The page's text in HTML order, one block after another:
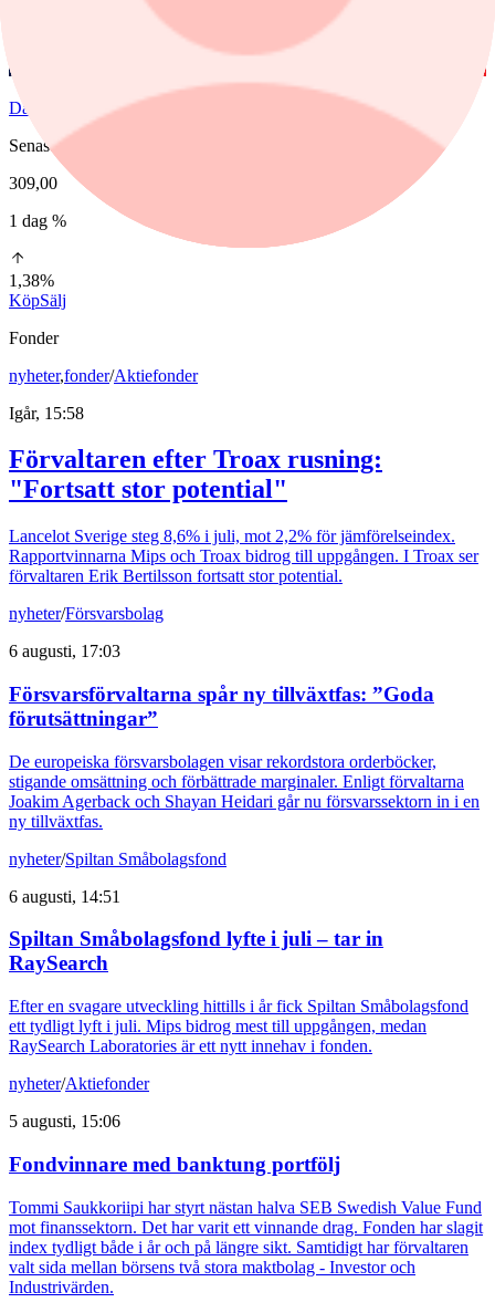
Dassault Aviation
Senast
309,00
1 dag %
1,38%
KöpSälj
Fonder
nyheter,fonder/Aktiefonder
Igår, 15:58
Förvaltaren efter Troax rusning:
"Fortsatt stor potential"
Lancelot Sverige steg 8,6% i juli, mot 2,2% för jämförelseindex.
Rapportvinnarna Mips och Troax bidrog till uppgången. I Troax ser
förvaltaren Erik Bertilsson fortsatt stor potential.
nyheter/Försvarsbolag
6 augusti, 17:03
Försvarsförvaltarna spår ny tillväxtfas: ”Goda
förutsättningar”
De europeiska försvarsbolagen visar rekordstora orderböcker,
stigande omsättning och förbättrade marginaler. Enligt förvaltarna
Joakim Agerback och Shayan Heidari går nu försvarssektorn in i en
ny tillväxtfas.
nyheter/Spiltan Småbolagsfond
6 augusti, 14:51
Spiltan Småbolagsfond lyfte i juli – tar in
RaySearch
Efter en svagare utveckling hittills i år fick Spiltan Småbolagsfond
ett tydligt lyft i juli. Mips bidrog mest till uppgången, medan
RaySearch Laboratories är ett nytt innehav i fonden.
nyheter/Aktiefonder
5 augusti, 15:06
Fondvinnare med banktung portfölj
Tommi Saukkoriipi har styrt nästan halva SEB Swedish Value Fund
mot finanssektorn. Det har varit ett vinnande drag. Fonden har slagit
index tydligt både i år och på längre sikt. Samtidigt har förvaltaren
valt sida mellan börsens två stora maktbolag - Investor och
Industrivärden.